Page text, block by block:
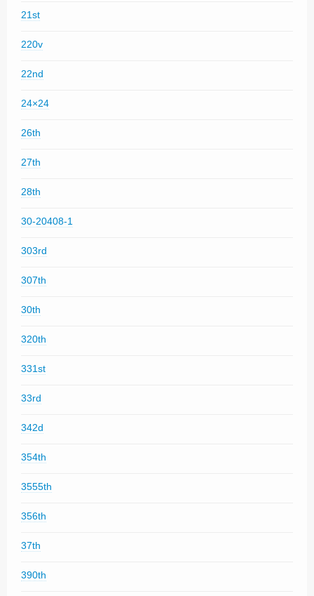
21st
220v
22nd
24×24
26th
27th
28th
30-20408-1
303rd
307th
30th
320th
331st
33rd
342d
354th
3555th
356th
37th
390th